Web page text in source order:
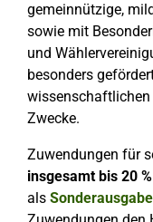
gemeinnützige,
sowie mit
und
besonders
wissenschaftlichen
Zwecke.
Zuwendungen für
insgesamt bis 20
als